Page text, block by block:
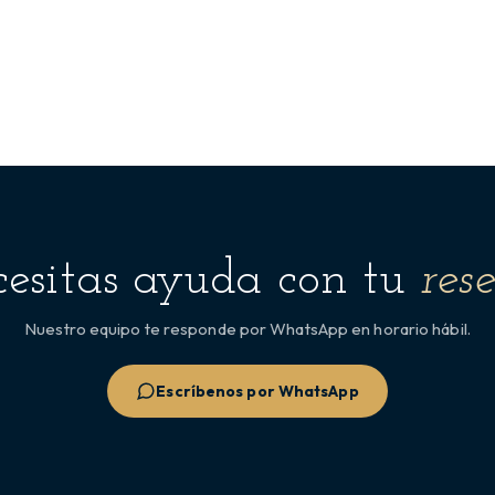
ayuda con tu
Nuestro equipo te responde por WhatsApp en horario hábil.
Escríbenos por WhatsApp